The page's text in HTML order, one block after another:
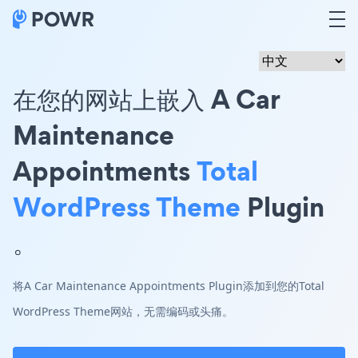
在您的网站上嵌入 A Car
Maintenance
AppointmentsTotal
WordPress Theme Plugin
。
将A Car Maintenance Appointments Plugin添加到您的Total
WordPress Theme网站，无需编码或头痛。